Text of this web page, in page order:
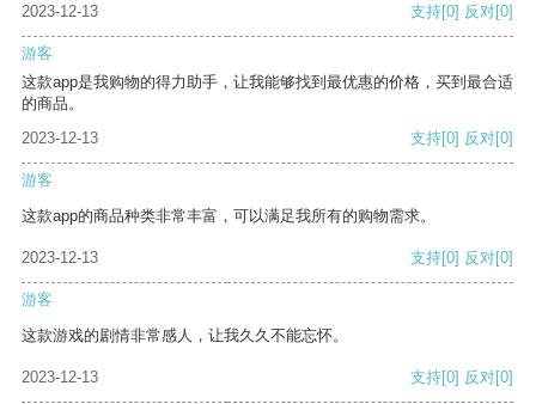
2023-12-13
支持[0] 反对[0]
游客
这款app是我购物的得力助手，让我能够找到最优惠的价格，买到最合适
的商品。
2023-12-13
支持[0] 反对[0]
游客
这款app的商品种类非常丰富，可以满足我所有的购物需求。
2023-12-13 支持[0] 反对[0]
游客
这款游戏的剧情非常感人，让我久久不能忘怀。
2023-12-13 支持[0] 反对[0]